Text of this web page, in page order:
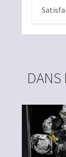
DANS